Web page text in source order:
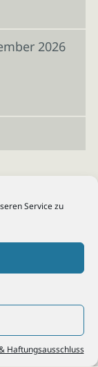
Service zu
Haftungsausschluss
2026
Porz, Deutz, Mülheim,